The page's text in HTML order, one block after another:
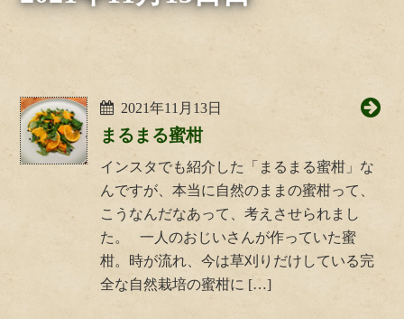
2021年11月13日
まるまる蜜柑
インスタでも紹介した「まるまる蜜柑」な
んですが、本当に自然のままの蜜柑って、
こうなんだなあって、考えさせられまし
た。 一人のおじいさんが作っていた蜜
柑。時が流れ、今は草刈りだけしている完
全な自然栽培の蜜柑に […]